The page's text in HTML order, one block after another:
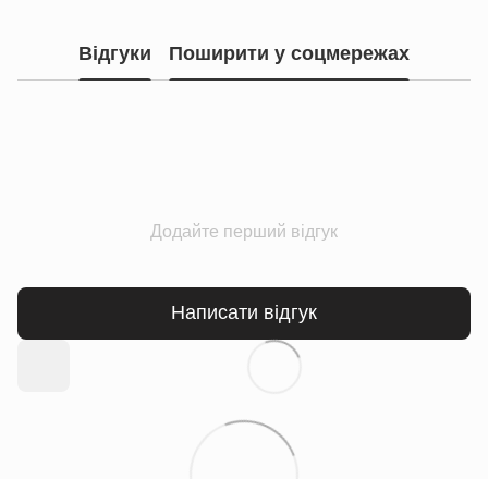
Відгуки Поширити у соцмережах
Додайте перший відгук
Написати відгук